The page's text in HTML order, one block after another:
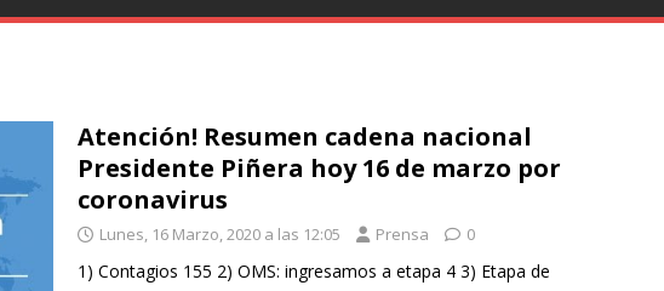
Atención! Resumen cadena nacional
Presidente Piñera hoy 16 de marzo por
coronavirus
Lunes, 16 Marzo, 2020 a las 12:05 Prensa 0
1) Contagios 155 2) OMS: ingresamos a etapa 4 3) Etapa de